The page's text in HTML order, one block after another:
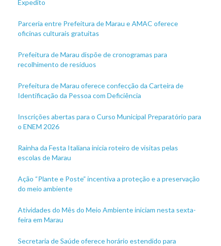
Expedito
Parceria entre Prefeitura de Marau e AMAC oferece
oficinas culturais gratuitas
Prefeitura de Marau dispõe de cronogramas para
recolhimento de resíduos
Prefeitura de Marau oferece confecção da Carteira de
Identificação da Pessoa com Deficiência
Inscrições abertas para o Curso Municipal Preparatório para
o ENEM 2026
Rainha da Festa Italiana inicia roteiro de visitas pelas
escolas de Marau
Ação “Plante e Poste” incentiva a proteção e a preservação
do meio ambiente
Atividades do Mês do Meio Ambiente iniciam nesta sexta-
feira em Marau
Secretaria de Saúde oferece horário estendido para